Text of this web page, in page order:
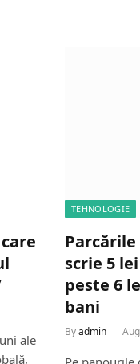
ale
TEHNOLOGIE
scrie 5
peste 6
bani
Byadmin